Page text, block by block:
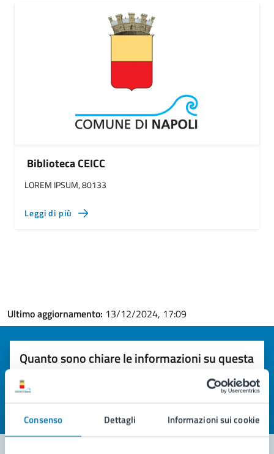
Consenso Dettagli Informazioni sui cookie
Biblioteca CEICC
LOREM IPSUM, 80133
Leggi di più
Ultimo aggiornamento: 13/12/2024, 17:09
Quanto sono chiare le informazioni su questa
Valuta 5 stelle su 5
Valuta 4 stelle su 5
Valuta 3 stelle su 5
Valuta 2 stelle su 5
Valuta 1 stelle su 5